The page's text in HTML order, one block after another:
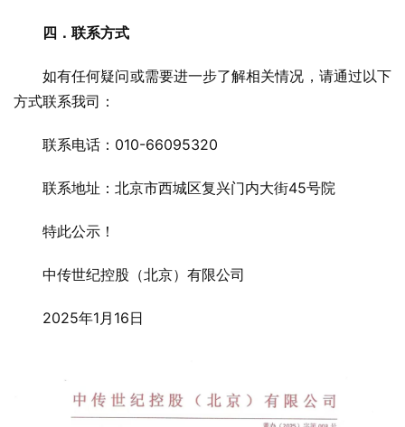
四 ． 联系方式
如有任何疑问或需要进一步了解相关情况，请通过以下
方式联系我司：
联系电话：010-66095320
联系地址：北京市西城区复兴门内大街45号院
特此公示！
中传世纪控股（北京）有限公司
2025年1月16日